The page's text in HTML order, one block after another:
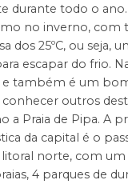
durante todo o ano.
no inverno, com
dos 25ºC, ou seja,
escapar do frio.
e também é um
conhecer outros
a Praia de Pipa. A
da capital é o
norte, com um
4 parques de